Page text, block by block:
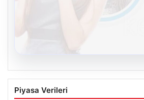
Kelebek.Org İle Sanal
Adresi Ve Muhabbet
Piyasa Verileri